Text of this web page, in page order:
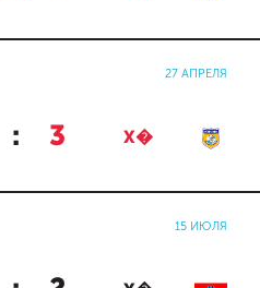
27 АПРЕЛЯ
: 3 Х�
15 ИЮЛЯ